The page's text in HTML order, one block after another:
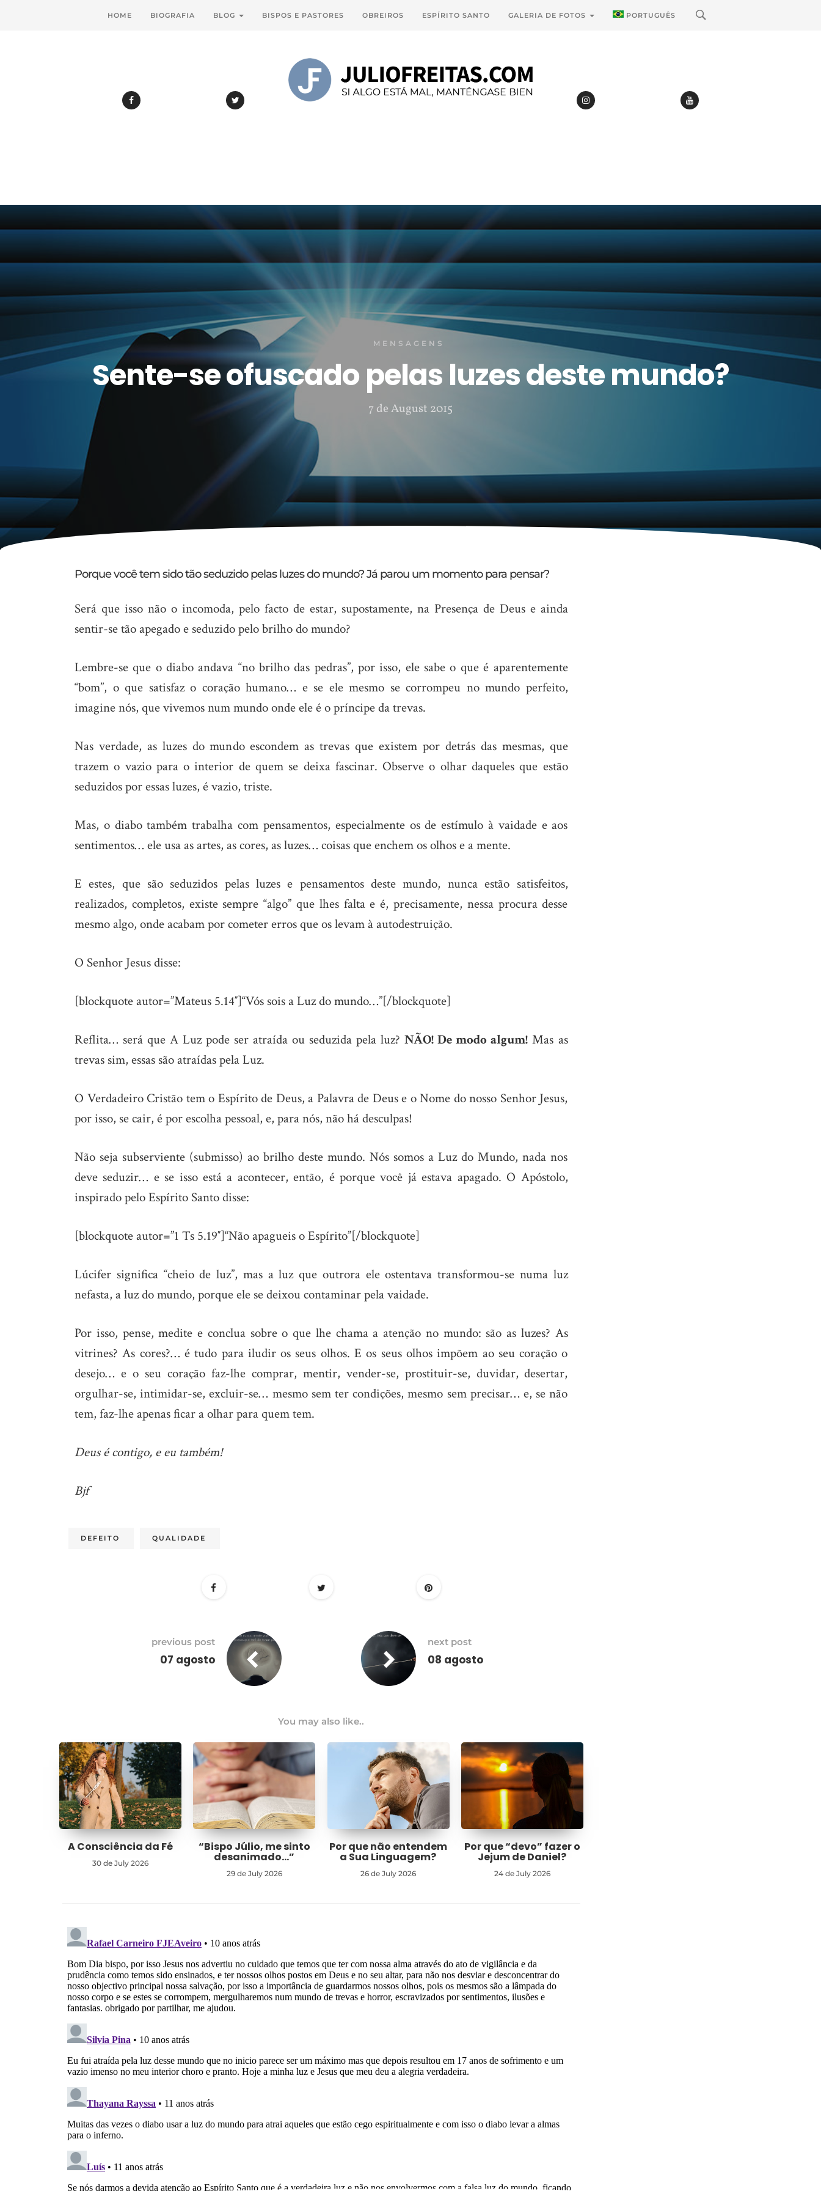
HOME BIOGRAFIA BLOG BISPOS E PASTORES OBREIROS ESPÍRITO SANTO GALERIA DE FOTOS PORTUGUÊS
MENSAGENS
Sente-se ofuscado pelas luzes deste mundo?
7 de August 2015
Sente-
ofuscado
pelas
deste
mundo?
Porque você tem sido tão seduzido pelas luzes do mundo? Já parou um momento para pensar?
Será que isso não o incomoda, pelo facto de estar, supostamente, na Presença de Deus e ainda
sentir-se tão apegado e seduzido pelo brilho do mundo?
Lembre-se que o diabo andava “no brilho das pedras”, por isso, ele sabe o que é aparentemente
“bom”, o que satisfaz o coração humano… e se ele mesmo se corrompeu no mundo perfeito,
imagine nós, que vivemos num mundo onde ele é o príncipe da trevas.
Nas verdade, as luzes do mundo escondem as trevas que existem por detrás das mesmas, que
trazem o vazio para o interior de quem se deixa fascinar. Observe o olhar daqueles que estão
seduzidos por essas luzes, é vazio, triste.
Mas, o diabo também trabalha com pensamentos, especialmente os de estímulo à vaidade e aos
sentimentos… ele usa as artes, as cores, as luzes… coisas que enchem os olhos e a mente.
E estes, que são seduzidos pelas luzes e pensamentos deste mundo, nunca estão satisfeitos,
realizados, completos, existe sempre “algo” que lhes falta e é, precisamente, nessa procura desse
mesmo algo, onde acabam por cometer erros que os levam à autodestruição.
O Senhor Jesus disse:
[blockquote autor=”Mateus 5.14″]“Vós sois a Luz do mundo…”[/blockquote]
Reflita… será que A Luz pode ser atraída ou seduzida pela luz?NÃO! De modo algum! Mas as
trevas sim, essas são atraídas pela Luz.
O Verdadeiro Cristão tem o Espírito de Deus, a Palavra de Deus e o Nome do nosso Senhor Jesus,
por isso, se cair, é por escolha pessoal, e, para nós, não há desculpas!
Não seja subserviente (submisso) ao brilho deste mundo. Nós somos a Luz do Mundo, nada nos
deve seduzir… e se isso está a acontecer, então, é porque você já estava apagado. O Apóstolo,
inspirado pelo Espírito Santo disse:
[blockquote autor=”1 Ts 5.19″]“Não apagueis o Espírito”[/blockquote]
Lúcifer significa “cheio de luz”, mas a luz que outrora ele ostentava transformou-se numa luz
nefasta, a luz do mundo, porque ele se deixou contaminar pela vaidade.
Por isso, pense, medite e conclua sobre o que lhe chama a atenção no mundo: são as luzes? As
vitrines? As cores?… é tudo para iludir os seus olhos. E os seus olhos impõem ao seu coração o
desejo… e o seu coração faz-lhe comprar, mentir, vender-se, prostituir-se, duvidar, desertar,
orgulhar-se, intimidar-se, excluir-se… mesmo sem ter condições, mesmo sem precisar… e, se não
tem, faz-lhe apenas ficar a olhar para quem tem.
Deus é contigo, e eu também!
Bjf
DEFEITO QUALIDADE
previous post
07 agosto
next post
08 agosto
You may also like..
A Consciência da Fé
30 de July 2026
“Bispo Júlio, me sinto
desanimado…”
29 de July 2026
Por que não entendem
a Sua Linguagem?
26 de July 2026
Por que “devo” fazer o
Jejum de Daniel?
24 de July 2026